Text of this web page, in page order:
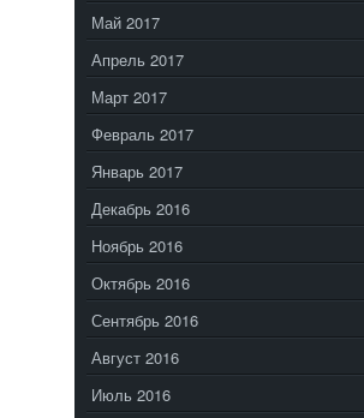
Май 2017
Апрель 2017
Март 2017
Февраль 2017
Январь 2017
Декабрь 2016
Ноябрь 2016
Октябрь 2016
Сентябрь 2016
Август 2016
Июль 2016